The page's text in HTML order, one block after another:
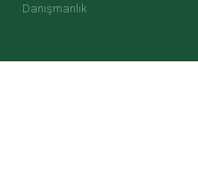
Danışmanlık